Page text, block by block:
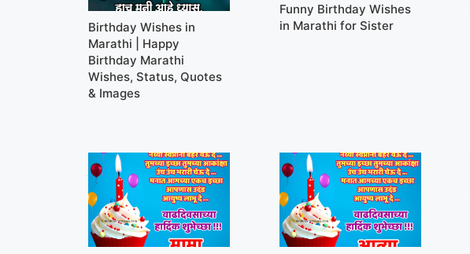
Birthday Wishes in
Marathi | Happy
Birthday Marathi
Wishes, Status, Quotes
& Images
Funny Birthday Wishes
in Marathi for Sister